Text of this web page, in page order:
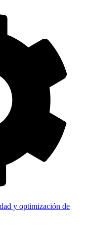
y optimización de